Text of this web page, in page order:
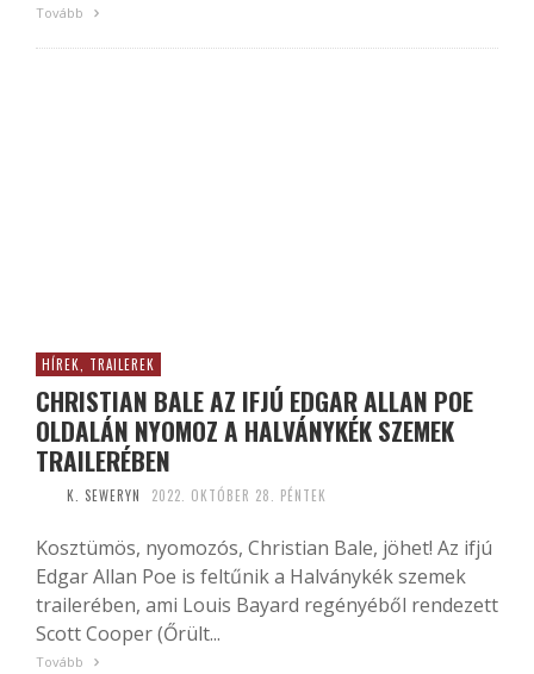
Tovább
HÍREK, TRAILEREK
CHRISTIAN BALE AZ IFJÚ EDGAR ALLAN POE
OLDALÁN NYOMOZ A HALVÁNYKÉK SZEMEK
TRAILERÉBEN
K. SEWERYN 2022. OKTÓBER 28. PÉNTEK
Kosztümös, nyomozós, Christian Bale, jöhet! Az ifjú
Edgar Allan Poe is feltűnik a Halványkék szemek
trailerében, ami Louis Bayard regényéből rendezett
Scott Cooper (Őrült...
Tovább